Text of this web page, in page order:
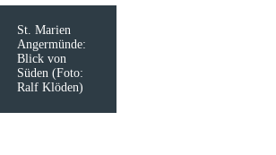
St. Marien
Angermünde:
Blick von
Süden (Foto:
Ralf Klöden)